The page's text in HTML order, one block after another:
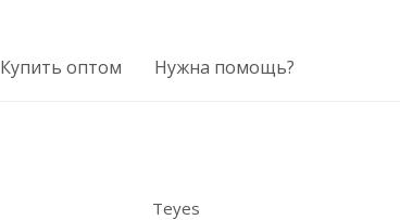
Купить оптом Нужна помощь?
Teyes